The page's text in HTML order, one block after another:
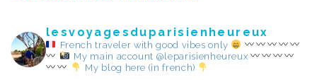
lesvoyagesduparisienheureux
French traveler with good vibes only
My main account @leparisienheureux
My blog here (in french)